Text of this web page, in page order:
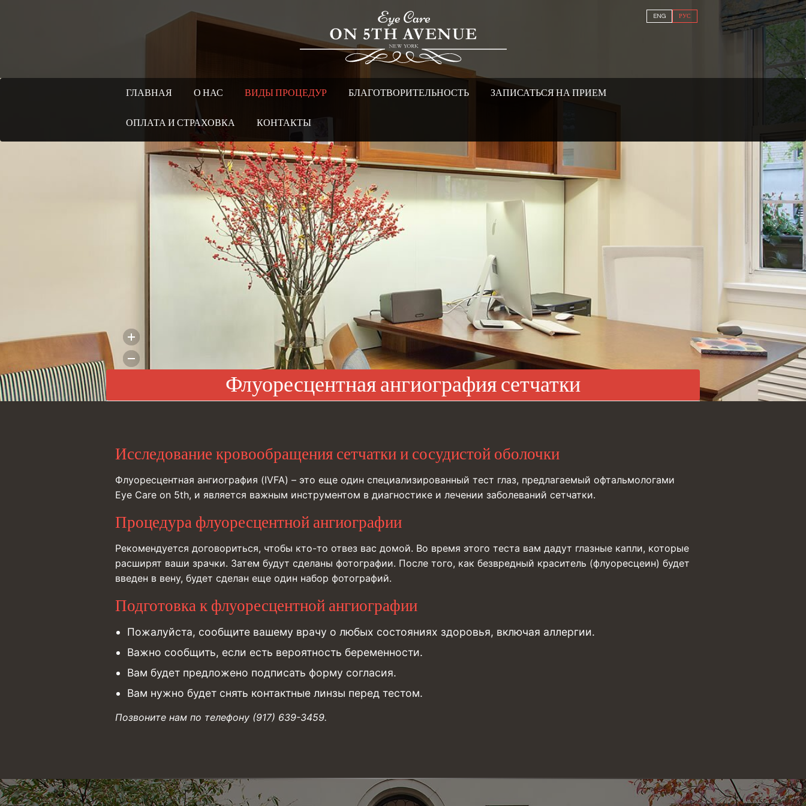
ENG РУС
ГЛАВНАЯ О НАС ВИДЫ ПРОЦЕДУР БЛАГОТВОРИТЕЛЬНОСТЬ ЗАПИСАТЬСЯ НА ПРИЕМ
ОПЛАТА И СТРАХОВКА КОНТАКТЫ
Флуоресцентная ангиография сетчатки
Исследование кровообращения сетчатки и сосудистой оболочки
Флуоресцентная ангиография (IVFA) – это еще один специализированный тест глаз, предлагаемый офтальмологами
Eye Care on 5th, и является важным инструментом в диагностике и лечении заболеваний сетчатки.
Процедура флуоресцентной ангиографии
Рекомендуется договориться, чтобы кто-то отвез вас домой. Во время этого теста вам дадут глазные капли, которые
расширят ваши зрачки. Затем будут сделаны фотографии. После того, как безвредный краситель (флуоресцеин) будет
введен в вену, будет сделан еще один набор фотографий.
Подготовка к флуоресцентной ангиографии
Пожалуйста, сообщите вашему врачу о любых состояниях здоровья, включая аллергии.
Важно сообщить, если есть вероятность беременности.
Вам будет предложено подписать форму согласия.
Вам нужно будет снять контактные линзы перед тестом.
Позвоните нам по телефону (917) 639-3459.